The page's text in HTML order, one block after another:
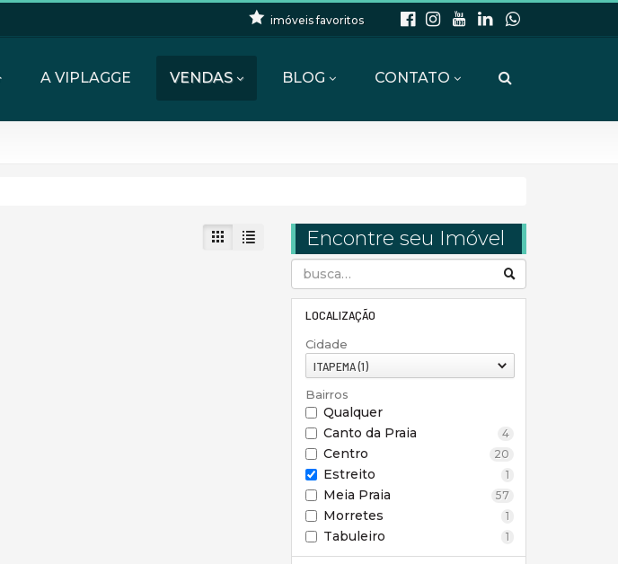
imóveis favoritos
A VIPLAGGE VENDAS BLOG CONTATO
Encontre seu Imóvel
LOCALIZAÇÃO
Cidade
ITAPEMA (1)
Bairros
Qualquer
Canto da Praia
4
Centro 20
Estreito 1
Meia Praia 57
Morretes 1
Tabuleiro 1